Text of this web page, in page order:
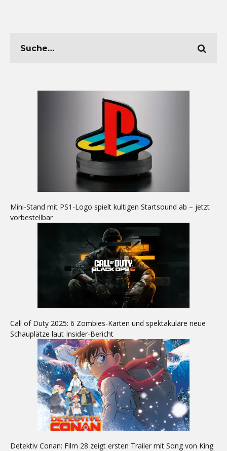
Mini-Stand mit PS1-Logo spielt kultigen Startsound ab – jetzt
vorbestellbar
Call of Duty 2025: 6 Zombies-Karten und spektakuläre neue
Schauplätze laut Insider-Bericht
Detektiv Conan: Film 28 zeigt ersten Trailer mit Song von King